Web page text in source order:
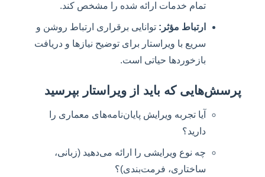
تمام خدمات ارائه شده را مشخص کند.
ارتباط مؤثر: توانایی برقراری ارتباط روشن و
سریع با ویراستار برای توضیح نیازها و دریافت
بازخوردها حیاتی است.
پرسش‌هایی که باید از ویراستار بپرسید
آیا تجربه ویرایش پایان‌نامه‌های معماری را
دارید؟
چه نوع ویرایشی را ارائه می‌دهید (زبانی،
ساختاری، فرمت‌بندی)؟